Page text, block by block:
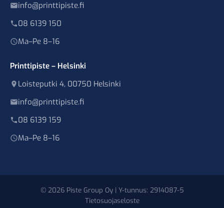
info@printtipiste.fi
08 6139 150
Ma–Pe 8–16
Printtipiste – Helsinki
Loisteputki 4, 00750 Helsinki
info@printtipiste.fi
08 6139 159
Ma–Pe 8–16
© 2026 Piste Group Oy | Y-tunnus: 2914087-5
Tietosuojaseloste